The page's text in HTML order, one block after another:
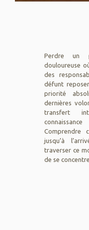
Perdre un
douloureuse
des
défunt
priorité
dernières
transfert
Comprendre
jusqu’à
traverser ce
de se